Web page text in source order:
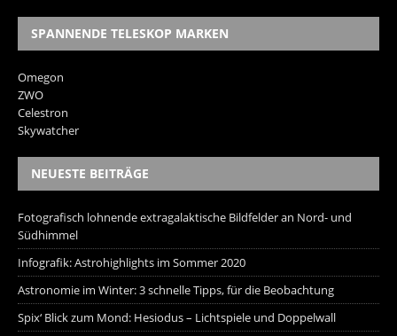
SPANNENDE TELESKOP MARKEN
Omegon
ZWO
Celestron
Skywatcher
NEUESTE BEITRÄGE
Fotografisch lohnende extragalaktische Bildfelder an Nord- und
Südhimmel
Infografik: Astrohighlights im Sommer 2020
Astronomie im Winter: 3 schnelle Tipps, für die Beobachtung
Spix‘ Blick zum Mond: Hesiodus – Lichtspiele und Doppelwall